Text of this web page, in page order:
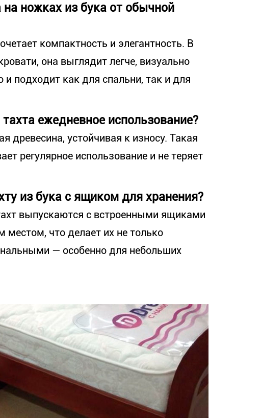
на ножках из бука от обычной
компактность и элегантность. В
она выглядит легче, визуально
и подходит как для спальни, так и для
ежедневное использование?
древесина, устойчивая к износу. Такая
регулярное использование и не теряет
из бука с ящиком для хранения?
выпускаются с встроенными ящиками
что делает их не только
— особенно для небольших